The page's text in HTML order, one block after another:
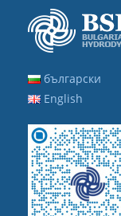
български
English